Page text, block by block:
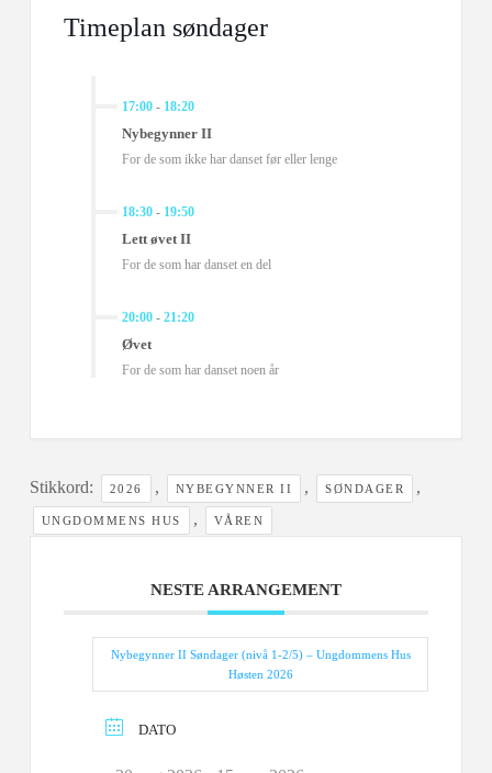
Timeplan søndager
17:00- 18:20
Nybegynner II
For de som ikke har danset før eller lenge
18:30- 19:50
Lett øvet II
For de som har danset en del
20:00- 21:20
Øvet
For de som har danset noen år
Stikkord: 2026 , NYBEGYNNER II , SØNDAGER ,
UNGDOMMENS HUS , VÅREN
NESTE ARRANGEMENT
Nybegynner II Søndager (nivå 1-2/5) – Ungdommens Hus
Høsten 2026
DATO